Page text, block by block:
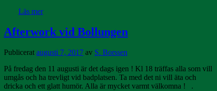
Läs mer
Afterwork vid Bollungen
Publicerat augusti 7, 2017 av S. Borssen
På fredag den 11 augusti är det dags igen ! Kl 18 träffas alla som vill
umgås och ha trevligt vid badplatsen. Ta med det ni vill äta och
dricka och ett glatt humör. Alla är mycket varmt välkomna ! .